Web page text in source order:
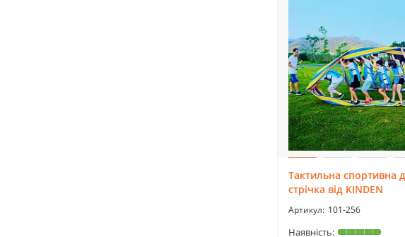
Тактильна спортивна
стрічка від KINDEN
101-256